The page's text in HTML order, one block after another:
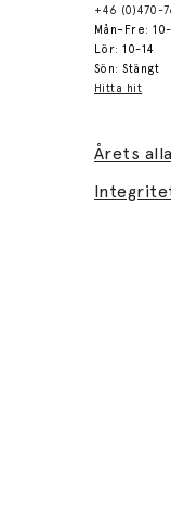
+46 (0)470-
Mån–Fre:
Lör: 10-14
Sön: Stängt
Hitta hit
Årets